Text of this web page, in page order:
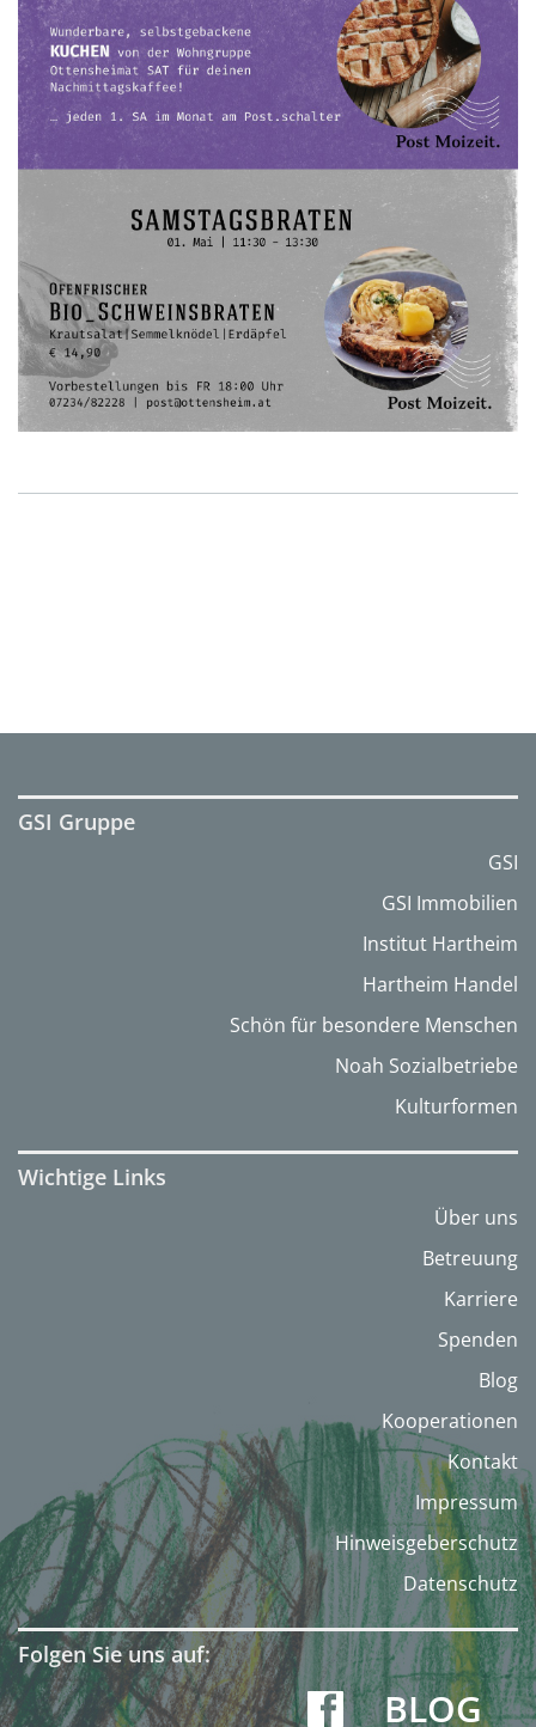
GSI Gruppe
GSI
GSI Immobilien
Institut Hartheim
Hartheim Handel
Schön für besondere Menschen
Noah Sozialbetriebe
Kulturformen
Wichtige Links
Über uns
Betreuung
Karriere
Spenden
Blog
Kooperationen
Kontakt
Impressum
Hinweisgeberschutz
Datenschutz
Folgen Sie uns auf:
BLOG